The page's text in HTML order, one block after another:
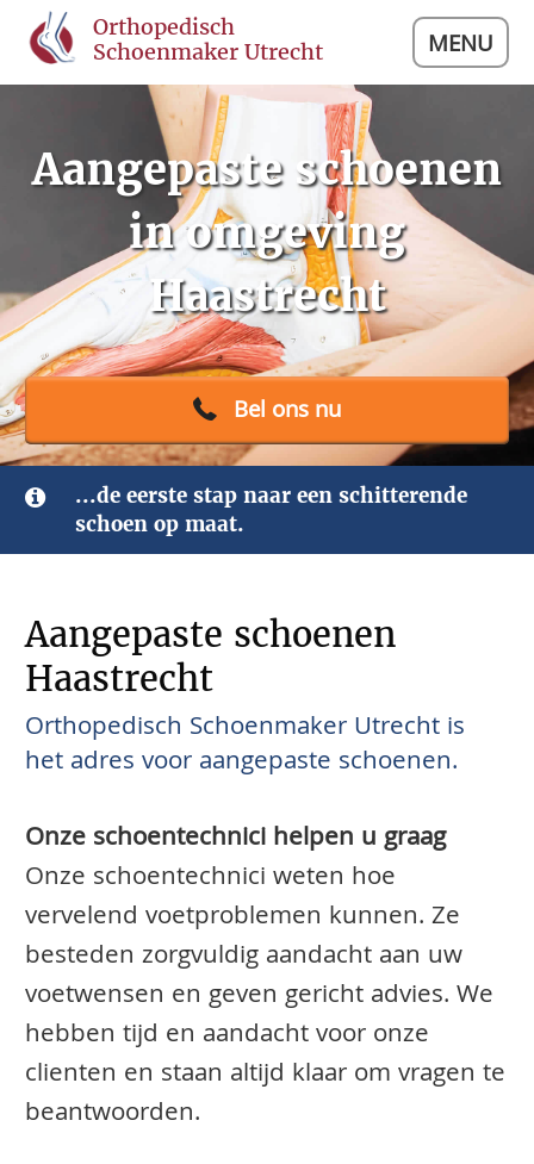
Orthopedisch
Schoenmaker Utrecht
MENU
Aangepaste schoenen
in omgeving
Haastrecht
Bel ons nu
...de eerste stap naar een schitterende
schoen op maat.
Aangepaste schoenen
Haastrecht
Orthopedisch Schoenmaker Utrecht is
het adres voor aangepaste schoenen.
Onze schoentechnici helpen u graag
Onze schoentechnici weten hoe
vervelend voetproblemen kunnen. Ze
besteden zorgvuldig aandacht aan uw
voetwensen en geven gericht advies. We
hebben tijd en aandacht voor onze
clienten en staan altijd klaar om vragen te
beantwoorden.